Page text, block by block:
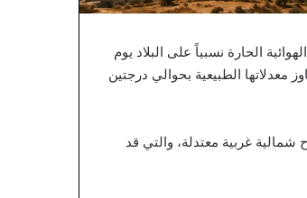
الحارة نسبياً على البلاد يوم
معدلاتها الطبيعية بحوالي درجتين
غربية معتدلة، والتي قد